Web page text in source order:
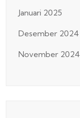
Januari 2025
Desember 2024
November 2024